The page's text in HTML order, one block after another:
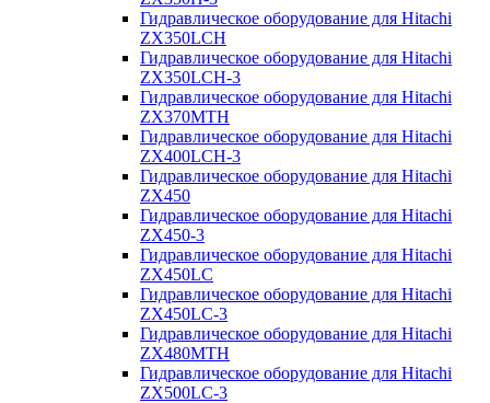
Гидравлическое оборудование для Hitachi
ZX350LCH
Гидравлическое оборудование для Hitachi
ZX350LCH-3
Гидравлическое оборудование для Hitachi
ZX370MTH
Гидравлическое оборудование для Hitachi
ZX400LCH-3
Гидравлическое оборудование для Hitachi
ZX450
Гидравлическое оборудование для Hitachi
ZX450-3
Гидравлическое оборудование для Hitachi
ZX450LC
Гидравлическое оборудование для Hitachi
ZX450LC-3
Гидравлическое оборудование для Hitachi
ZX480MTH
Гидравлическое оборудование для Hitachi
ZX500LC-3